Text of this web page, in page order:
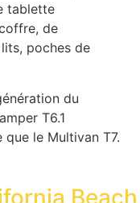
tablette
de
poches de
du
T6.1
le Multivan T7.
Beach